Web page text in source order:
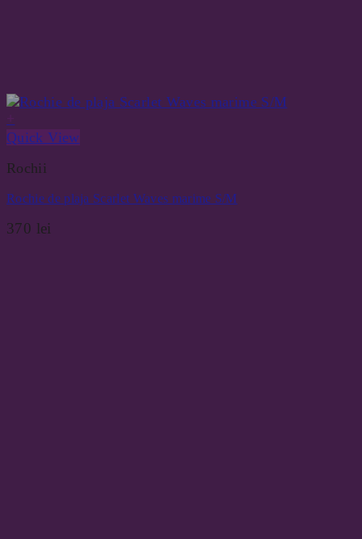
Quick View
Rochii
Rochie de plaja Scarlet Waves marime S/M
370 lei